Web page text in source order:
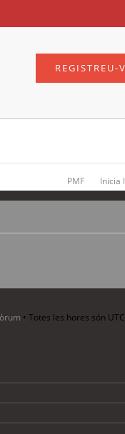
REGISTREU-
PMF Inicia
• Totes les hores són